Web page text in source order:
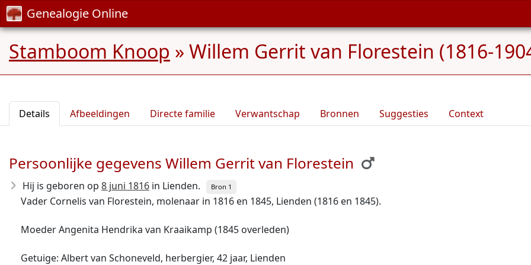
Genealogie Online
Stamboom Knoop » Willem Gerrit van Florestein (1816-
Details Afbeeldingen Directe familie Verwantschap Bronnen Suggesties Context
Persoonlijke gegevens Willem Gerrit van Florestein
Hij is geboren op 8 juni 1816 in Lienden. Bron 1
Vader Cornelis van Florestein, molenaar in 1816 en 1845, Lienden (1816 en 1845).
Moeder Angenita Hendrika van Kraaikamp (1845 overleden)
Getuige: Albert van Schoneveld, herbergier, 42 jaar, Lienden